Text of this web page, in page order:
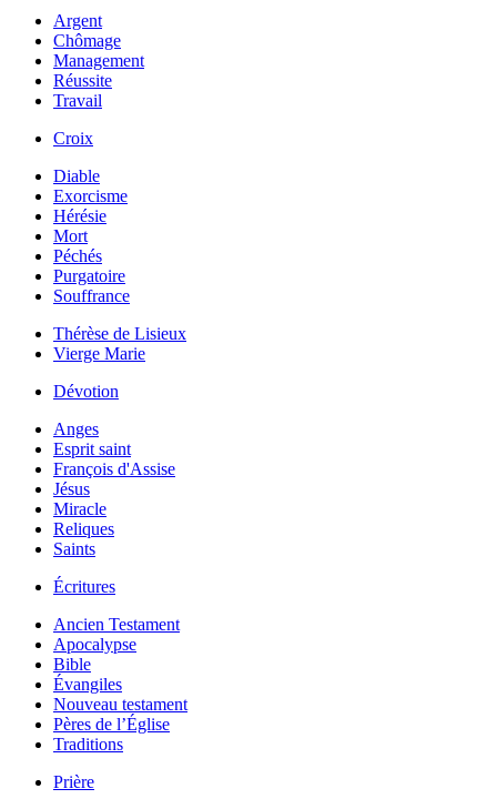
Argent
Chômage
Management
Réussite
Travail
Croix
Diable
Exorcisme
Hérésie
Mort
Péchés
Purgatoire
Souffrance
Thérèse de Lisieux
Vierge Marie
Dévotion
Anges
Esprit saint
François d'Assise
Jésus
Miracle
Reliques
Saints
Écritures
Ancien Testament
Apocalypse
Bible
Évangiles
Nouveau testament
Pères de l’Église
Traditions
Prière